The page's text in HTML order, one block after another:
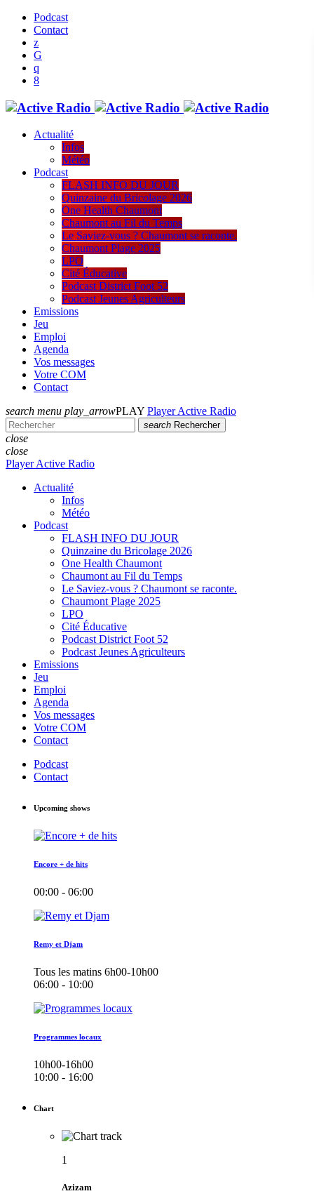
Podcast
Contact
Actualité
Infos
Météo
Podcast
FLASH INFO DU JOUR
Quinzaine du Bricolage 2026
One Health Chaumont
Chaumont au Fil du Temps
Le Saviez-vous ? Chaumont se raconte.
Chaumont Plage 2025
LPO
Cité Éducative
Podcast District Foot 52
Podcast Jeunes Agriculteurs
Emissions
Jeu
Emploi
Agenda
Vos messages
Votre COM
Contact
search menu play_arrowPLAY Player Active Radio
search Rechercher
close
close
Player Active Radio
Actualité
Infos
Météo
Podcast
FLASH INFO DU JOUR
Quinzaine du Bricolage 2026
One Health Chaumont
Chaumont au Fil du Temps
Le Saviez-vous ? Chaumont se raconte.
Chaumont Plage 2025
LPO
Cité Éducative
Podcast District Foot 52
Podcast Jeunes Agriculteurs
Emissions
Jeu
Emploi
Agenda
Vos messages
Votre COM
Contact
Podcast
Contact
Upcoming shows
Encore + de hits
00:00 - 06:00
Remy et Djam
Tous les matins 6h00-10h00
06:00 - 10:00
Programmes locaux
10h00-16h00
10:00 - 16:00
Chart
1
Azizam